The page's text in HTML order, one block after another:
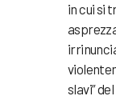
in cui si
slavi”